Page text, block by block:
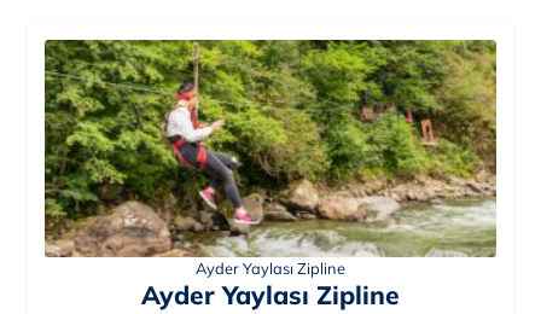
Ayder Yaylası Zipline
Ayder Yaylası Zipline